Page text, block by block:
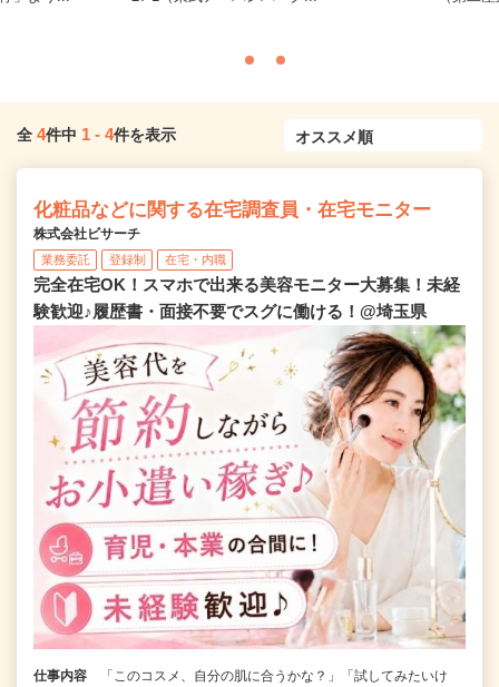
全 4件中 1 - 4件を表示
化粧品などに関する在宅調査員・在宅モニター
株式会社ビサーチ
業務委託 登録制 在宅・内職
完全在宅OK！スマホで出来る美容モニター大募集！未経
験歓迎♪履歴書・面接不要でスグに働ける！@埼玉県
仕事内容
「このコスメ、自分の肌に合うかな？」「試してみたいけ